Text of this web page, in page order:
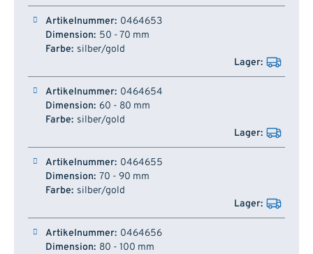
0464653
50 - 70 mm
silber/gold
0464654
60 - 80 mm
silber/gold
0464655
70 - 90 mm
silber/gold
0464656
80 - 100 mm